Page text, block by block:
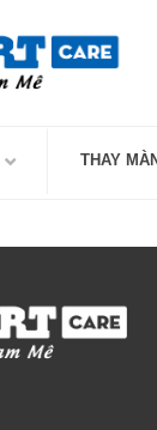
THAY